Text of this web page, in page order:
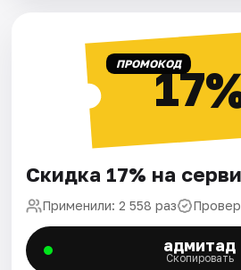
ПРОМОКОД
Скидка 17% на
Применили: 2 558 раз
адмитад
Скопировать